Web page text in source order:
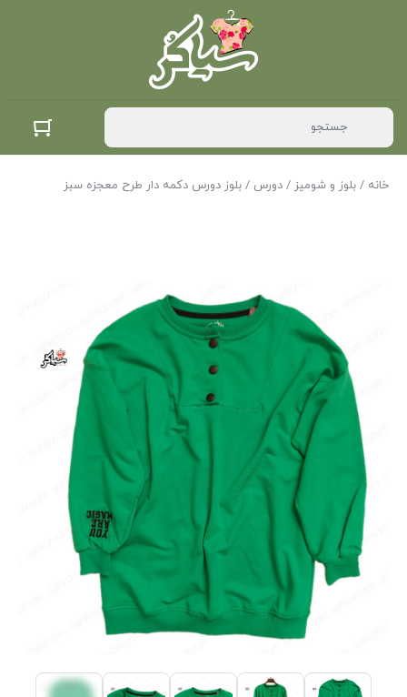
خانه / بلوز و شومیز / دورس / بلوز دورس دکمه دار طرح معجزه سبز